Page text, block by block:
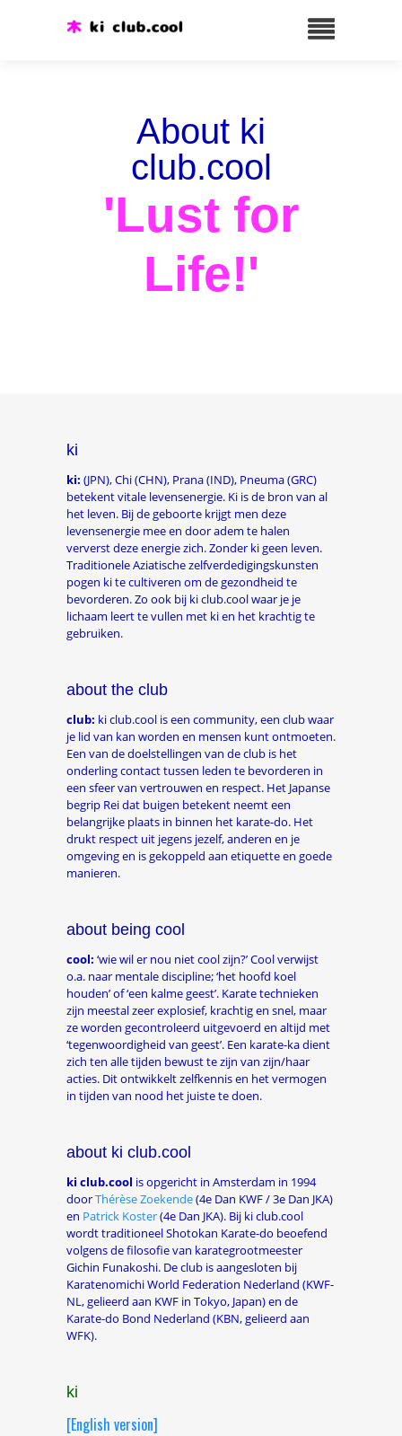
About ki
club.cool
'Lust for
Life!'
ki
ki: (JPN), Chi (CHN), Prana (IND), Pneuma (GRC)
betekent vitale levensenergie. Ki is de bron van al
het leven. Bij de geboorte krijgt men deze
levensenergie mee en door adem te halen
ververst deze energie zich. Zonder ki geen leven.
Traditionele Aziatische zelfverdedigingskunsten
pogen ki te cultiveren om de gezondheid te
bevorderen. Zo ook bij ki club.cool waar je je
lichaam leert te vullen met ki en het krachtig te
gebruiken.
about the club
club: ki club.cool is een community, een club waar
je lid van kan worden en mensen kunt ontmoeten.
Een van de doelstellingen van de club is het
onderling contact tussen leden te bevorderen in
een sfeer van vertrouwen en respect. Het Japanse
begrip Rei dat buigen betekent neemt een
belangrijke plaats in binnen het karate-do. Het
drukt respect uit jegens jezelf, anderen en je
omgeving en is gekoppeld aan etiquette en goede
manieren.
about being cool
cool: ‘wie wil er nou niet cool zijn?’ Cool verwijst
o.a. naar mentale discipline; ‘het hoofd koel
houden’ of ‘een kalme geest’. Karate technieken
zijn meestal zeer explosief, krachtig en snel, maar
ze worden gecontroleerd uitgevoerd en altijd met
‘tegenwoordigheid van geest’. Een karate-ka dient
zich ten alle tijden bewust te zijn van zijn/haar
acties. Dit ontwikkelt zelfkennis en het vermogen
in tijden van nood het juiste te doen.
about ki club.cool
ki club.cool is opgericht in Amsterdam in 1994
doorThérèse Zoekende(4e Dan KWF / 3e Dan JKA)
en Patrick Koster(4e Dan JKA). Bij ki club.cool
wordt traditioneel Shotokan Karate-do beoefend
volgens de filosofie van karategrootmeester
Gichin Funakoshi. De club is aangesloten bij
Karatenomichi World Federation Nederland (KWF-
NL, gelieerd aan KWF in Tokyo, Japan) en de
Karate-do Bond Nederland (KBN, gelieerd aan
WFK).
ki
[English version]